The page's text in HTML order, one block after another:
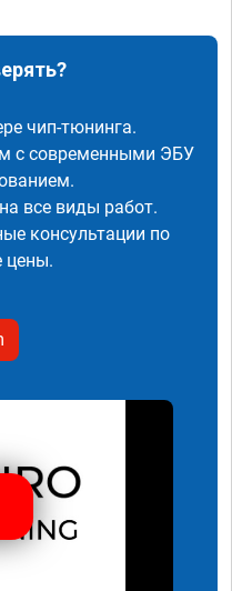
чип-тюнинга.
с современными ЭБУ
все виды работ.
консультации по
цены.